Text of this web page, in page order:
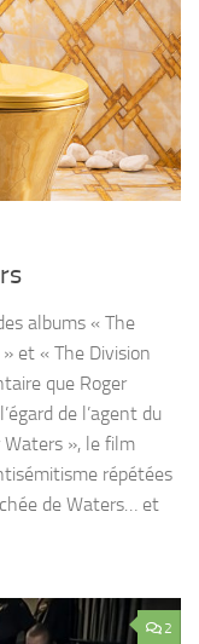
albums « The
et « The Division
que Roger
de l’agent du
Waters », le film
répétées
de Waters… et
2